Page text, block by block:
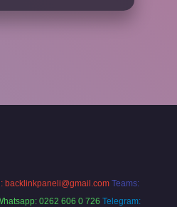
backlinkpaneli@gmail.com Teams:
0262 606 0 726 Telegram: